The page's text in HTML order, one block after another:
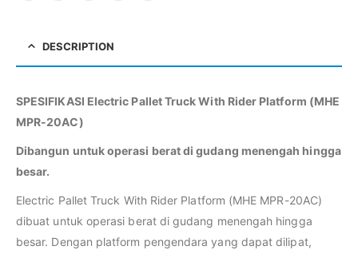
DESCRIPTION
SPESIFIKASI Electric Pallet Truck With Rider Platform (MHE
MPR-20AC)
Dibangun untuk operasi berat di gudang menengah hingga
besar.
Electric Pallet Truck With Rider Platform (MHE MPR-20AC)
dibuat untuk operasi berat di gudang menengah hingga
besar. Dengan platform pengendara yang dapat dilipat,